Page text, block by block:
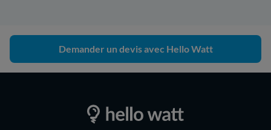
Demander un devis avec Hello Watt